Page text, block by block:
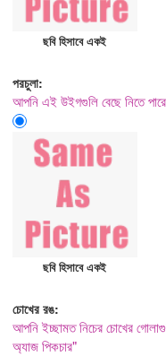
ছবি হিসাবে একই
পরচুলা:
আপনি এই উইগগুলি বেছে নিতে
ছবি হিসাবে একই
চোখের রঙ:
আপনি ইচ্ছামত নিচের চোখের
অ্যাজ পিকচার"